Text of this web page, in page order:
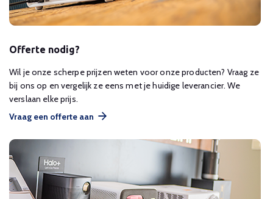
Offerte nodig?
Wil je onze scherpe prijzen weten voor onze producten? Vraag ze
bij ons op en vergelijk ze eens met je huidige leverancier. We
verslaan elke prijs.
Vraag een offerte aan